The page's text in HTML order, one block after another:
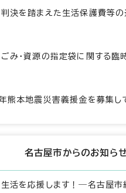
決を踏まえた生活保護費等
み・資源の指定袋に関する臨
熊本地震災害義援金を募集し
名古屋市からのお知ら
活を応援します！―名古屋市